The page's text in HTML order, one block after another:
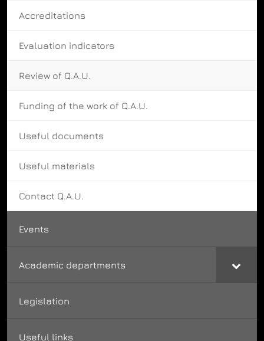
Accreditations
Evaluation indicators
Review of Q.A.U.
Funding of the work of Q.A.U.
Useful documents
Useful materials
Contact Q.A.U.
Events
Academic departments
Legislation
Useful links